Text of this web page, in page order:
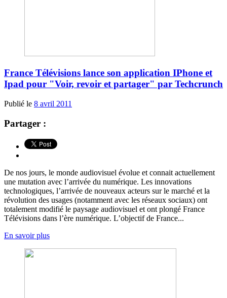
France Télévisions lance son application IPhone et
Ipad pour "Voir, revoir et partager" par Techcrunch
Publié le 8 avril 2011
Partager :
De nos jours, le monde audiovisuel évolue et connait actuellement
une mutation avec l’arrivée du numérique. Les innovations
technologiques, l’arrivée de nouveaux acteurs sur le marché et la
révolution des usages (notamment avec les réseaux sociaux) ont
totalement modifié le paysage audiovisuel et ont plongé France
Télévisions dans l’ère numérique. L’objectif de France...
En savoir plus